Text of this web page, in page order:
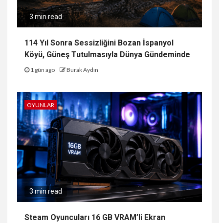
3 min read
114 Yıl Sonra Sessizliğini Bozan İspanyol
Köyü, Güneş Tutulmasıyla Dünya Gündeminde
1 gün ago Burak Aydın
OYUNLAR
3 min read
Steam Oyuncuları 16 GB VRAM’li Ekran